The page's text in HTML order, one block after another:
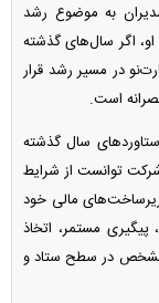
به موضوع رشد
اگر سال‌های گذشته
در مسیر رشد قرار
است.
از بزرگ‌ترین دستاورد‌های سال گذشته
توانست از شرایط
مالی خود
مستمر، اتخاذ
در سطح ستاد و